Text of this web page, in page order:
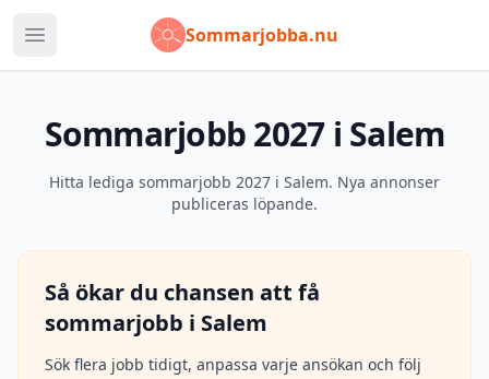
Öppna huvudmenySommarjobba.nu
Sommarjobb 2027 i Salem
Hitta lediga sommarjobb 2027 i Salem. Nya annonser
publiceras löpande.
Så ökar du chansen att få
sommarjobb i Salem
Sök flera jobb tidigt, anpassa varje ansökan och följ